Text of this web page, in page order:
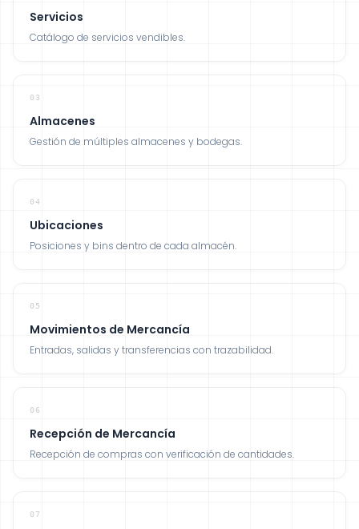
Servicios
Catálogo de servicios vendibles.
03
Almacenes
Gestión de múltiples almacenes y bodegas.
04
Ubicaciones
Posiciones y bins dentro de cada almacén.
05
Movimientos de Mercancía
Entradas, salidas y transferencias con trazabilidad.
06
Recepción de Mercancía
Recepción de compras con verificación de cantidades.
07